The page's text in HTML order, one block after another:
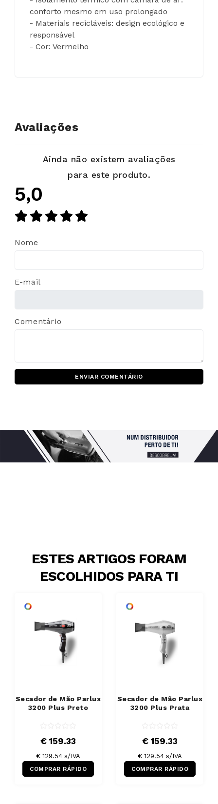
conforto mesmo em uso prolongado
- Materiais recicláveis: design ecológico e
responsável
- Cor: Vermelho
Avaliações
Ainda não existem avaliações
para este produto.
5,0
Nome
E-mail
Comentário
ENVIAR COMENTÁRIO
ESTES ARTIGOS FORAM
ESCOLHIDOS PARA TI
Secador de Mão Parlux
3200 Plus Preto
€ 159.33
€ 129.54 s/IVA
COMPRAR RÁPIDO
Secador de Mão Parlux
3200 Plus Prata
€ 159.33
€ 129.54 s/IVA
COMPRAR RÁPIDO